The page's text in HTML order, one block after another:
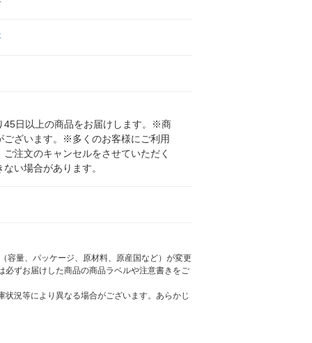
45日以上の商品をお届けします。※商
ございます。※多くのお客様にご利用
注文のキャンセルをさせていただく
い場合があります。
容量、パッケージ、原材料、原産国など）が変更
ずお届けした商品の商品ラベルや注意書きをご
況等により異なる場合がございます。あらかじ